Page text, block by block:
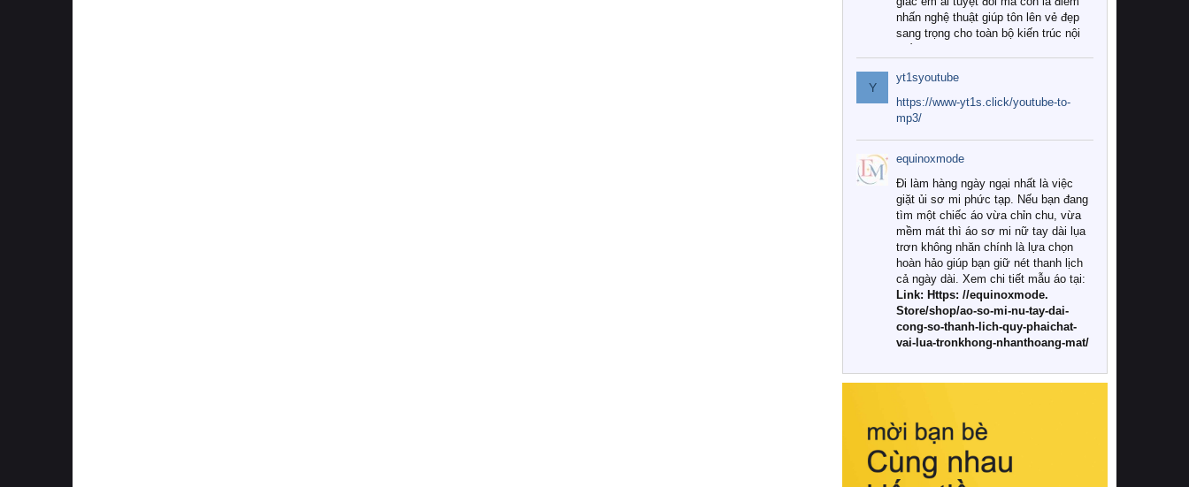
nhấn nghệ thuật giúp tôn lên vẻ đẹp
sang trọng cho toàn bộ kiến trúc nội
Tuy nhiên, giữa thị trường đa dạng
với vô vàn thương hiệu và mẫu mã
như hiện nay, làm thế nào để chọn
được những bộ chăn ga gối đệm cao
cấp thực sự chất lượng, phù hợp với
khí hậu và nhu cầu sử dụng của gia
đình? Hãy cùng chúng tôi đi tìm lời
giải đáp chi tiết qua bài viết dưới đây.
1. Tại sao các gia đình hiện đại lại ưa
chuộng chăn ga gối đệm cao cấp?
Khác với các dòng sản phẩm thông
thường, những bộ chăn ga gối đệm
cao cấp trải qua quy trình sản xuất
nghiêm ngặt từ khâu chọn lọc nguyên
liệu tự nhiên đến công nghệ dệt
nhuộm hiện đại không chứa hóa chất
này, bạn sẽ cảm nhận rõ rệt sự khác
hồi chuẩn xác của phần đệm nâng đỡ
cột sống.
Bên cạnh đó, việc lựa chọn các dòng
Y
yt1syoutube
https://www-yt1s.click/youtube-to-
mp3/
equinoxmode
Đi làm hàng ngày ngại nhất là việc
giặt ủi sơ mi phức tạp. Nếu bạn đang
tìm một chiếc áo vừa chỉn chu, vừa
mềm mát thì áo sơ mi nữ tay dài lụa
trơn không nhăn chính là lựa chọn
hoàn hảo giúp bạn giữ nét thanh lịch
cả ngày dài. Xem chi tiết mẫu áo tại:
Link: Https: //equinoxmode.
Store/shop/ao-so-mi-nu-tay-dai-
cong-so-thanh-lich-quy-phaichat-
vai-lua-tronkhong-nhanthoang-mat/